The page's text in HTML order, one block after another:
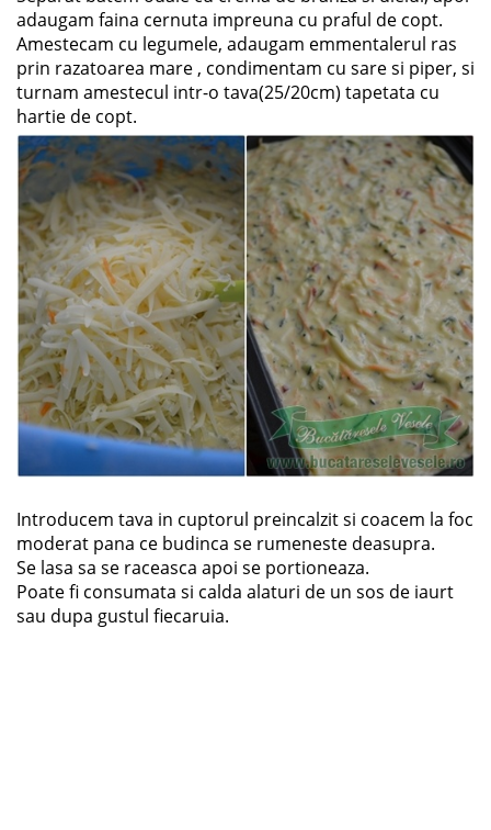
adaugam faina cernuta impreuna cu praful de copt.
Amestecam cu legumele, adaugam emmentalerul ras
prin razatoarea mare , condimentam cu sare si piper, si
turnam amestecul intr-o tava(25/20cm) tapetata cu
hartie de copt.
Introducem tava in cuptorul preincalzit si coacem la foc
moderat pana ce budinca se rumeneste deasupra.
Se lasa sa se raceasca apoi se portioneaza.
Poate fi consumata si calda alaturi de un sos de iaurt
sau dupa gustul fiecaruia.